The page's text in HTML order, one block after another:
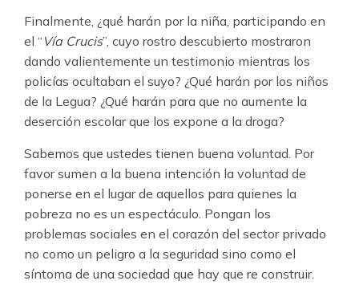
Finalmente, ¿qué harán por la niña, participando en
el “ Vía Crucis”, cuyo rostro descubierto mostraron
dando valientemente un testimonio mientras los
policías ocultaban el suyo? ¿Qué harán por los niños
de la Legua? ¿Qué harán para que no aumente la
deserción escolar que los expone a la droga?
Sabemos que ustedes tienen buena voluntad. Por
favor sumen a la buena intención la voluntad de
ponerse en el lugar de aquellos para quienes la
pobreza no es un espectáculo. Pongan los
problemas sociales en el corazón del sector privado
no como un peligro a la seguridad sino como el
síntoma de una sociedad que hay que re construir.